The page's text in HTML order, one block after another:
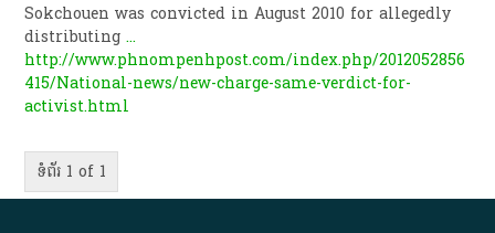
Sokchouen was convicted in August 2010 for allegedly
distributing...
http://www.phnompenhpost.com/index.php/2012052856
415/National-news/new-charge-same-verdict-for-
activist.html
ទំព័រ 1 of 1